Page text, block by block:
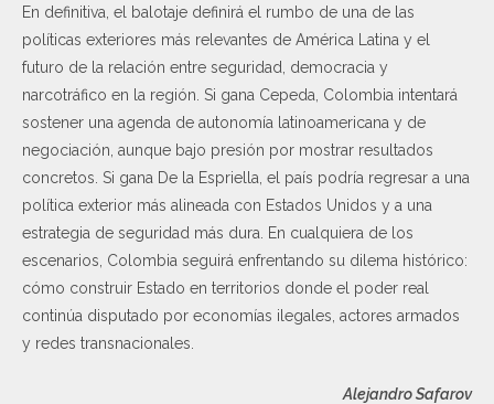
En definitiva, el balotaje definirá el rumbo de una de las
políticas exteriores más relevantes de América Latina y el
futuro de la relación entre seguridad, democracia y
narcotráfico en la región. Si gana Cepeda, Colombia intentará
sostener una agenda de autonomía latinoamericana y de
negociación, aunque bajo presión por mostrar resultados
concretos. Si gana De la Espriella, el país podría regresar a una
política exterior más alineada con Estados Unidos y a una
estrategia de seguridad más dura. En cualquiera de los
escenarios, Colombia seguirá enfrentando su dilema histórico:
cómo construir Estado en territorios donde el poder real
continúa disputado por economías ilegales, actores armados
y redes transnacionales.
Alejandro Safarov